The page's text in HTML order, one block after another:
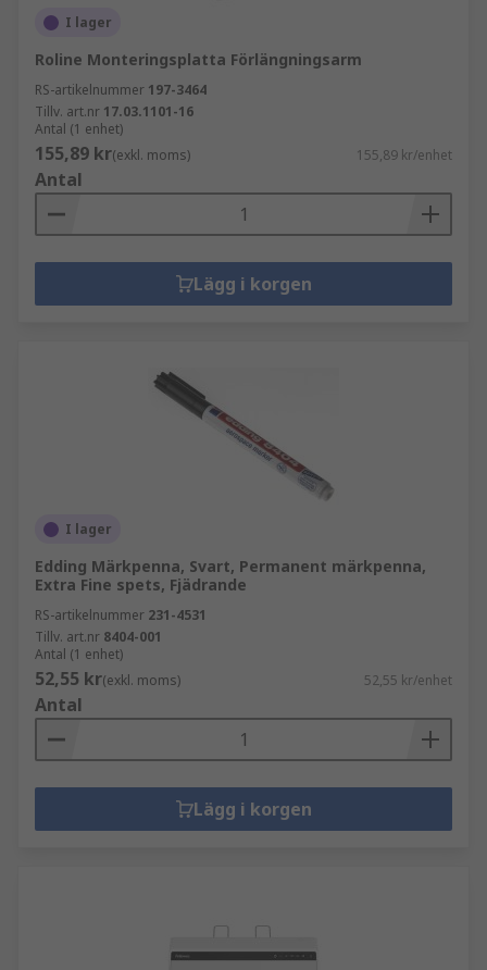
I lager
Roline Monteringsplatta Förlängningsarm
RS-artikelnummer 197-3464
Tillv. art.nr 17.03.1101-16
Antal (1 enhet)
155,89 kr(exkl. moms) 155,89 kr/enhet
Antal
Lägg i korgen
I lager
Edding Märkpenna, Svart, Permanent märkpenna,
Extra Fine spets, Fjädrande
RS-artikelnummer 231-4531
Tillv. art.nr 8404-001
Antal (1 enhet)
52,55 kr(exkl. moms) 52,55 kr/enhet
Antal
Lägg i korgen